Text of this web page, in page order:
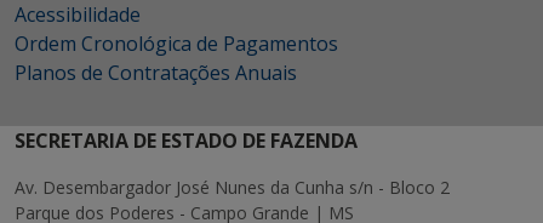
Acessibilidade
Ordem Cronológica de Pagamentos
Planos de Contratações Anuais
SECRETARIA DE ESTADO DE FAZENDA
Av. Desembargador José Nunes da Cunha s/n - Bloco 2
Parque dos Poderes - Campo Grande | MS